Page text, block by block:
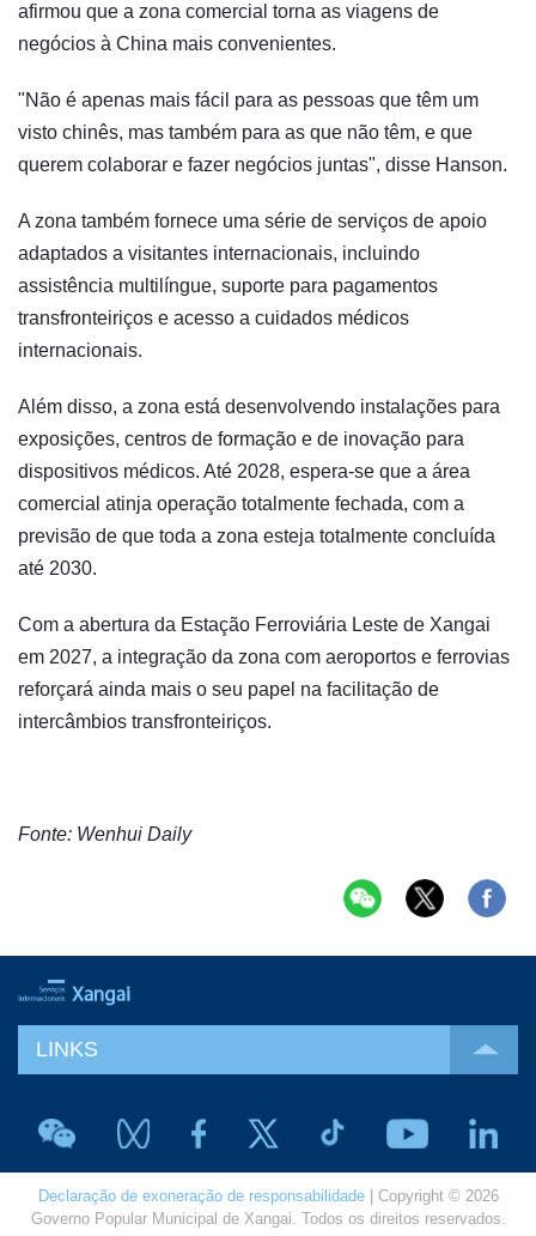
afirmou que a zona comercial torna as viagens de
negócios à China mais convenientes.
"Não é apenas mais fácil para as pessoas que têm um
visto chinês, mas também para as que não têm, e que
querem colaborar e fazer negócios juntas", disse Hanson.
A zona também fornece uma série de serviços de apoio
adaptados a visitantes internacionais, incluindo
assistência multilíngue, suporte para pagamentos
transfronteiriços e acesso a cuidados médicos
internacionais.
Além disso, a zona está desenvolvendo instalações para
exposições, centros de formação e de inovação para
dispositivos médicos. Até 2028, espera-se que a área
comercial atinja operação totalmente fechada, com a
previsão de que toda a zona esteja totalmente concluída
até 2030.
Com a abertura da Estação Ferroviária Leste de Xangai
em 2027, a integração da zona com aeroportos e ferrovias
reforçará ainda mais o seu papel na facilitação de
intercâmbios transfronteiriços.
Fonte: Wenhui Daily
LINKS
Declaração de exoneração de responsabilidade| Copyright © 2026
Governo Popular Municipal de Xangai. Todos os direitos reservados.